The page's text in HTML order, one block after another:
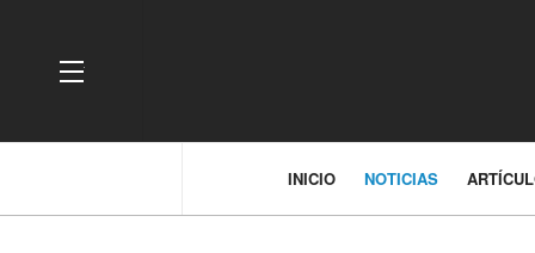
OFF CANVAS
INICIO NOTICIAS